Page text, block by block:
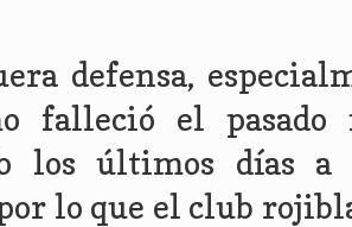
defensa,
falleció el
los últimos días a
lo que el club